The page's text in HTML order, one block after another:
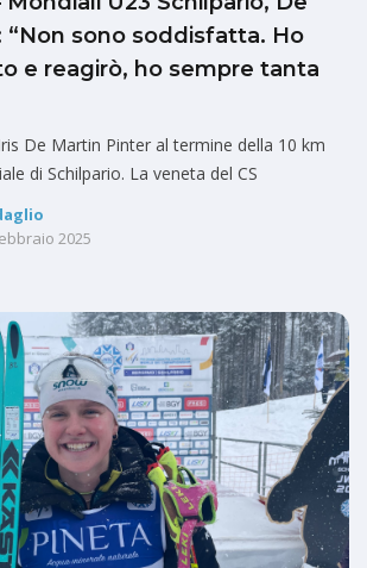
“Non sono soddisfatta. Ho
e reagirò, ho sempre tanta
De Martin Pinter al termine della 10 km
di Schilpario. La veneta del CS
2025